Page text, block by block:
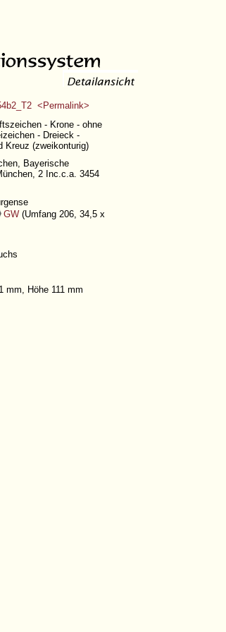
<Permalink>
- Krone - ohne
- Dreieck -
Kreuz (zweikonturig)
Bayerische
2 Inc.c.a. 3454
GW (Umfang 206, 34,5 x
mm, Höhe 111 mm